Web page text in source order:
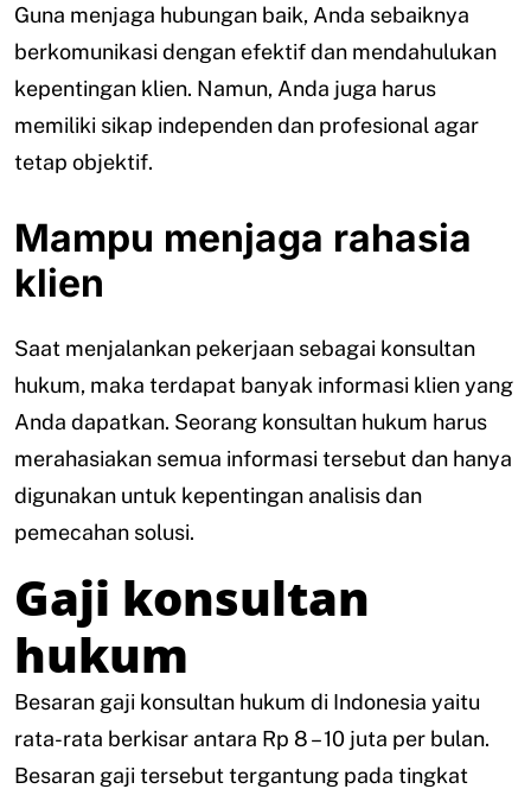
Guna menjaga hubungan baik, Anda sebaiknya
berkomunikasi dengan efektif dan mendahulukan
kepentingan klien. Namun, Anda juga harus
memiliki sikap independen dan profesional agar
tetap objektif.
Mampu menjaga rahasia
klien
Saat menjalankan pekerjaan sebagai konsultan
hukum, maka terdapat banyak informasi klien yang
Anda dapatkan. Seorang konsultan hukum harus
merahasiakan semua informasi tersebut dan hanya
digunakan untuk kepentingan analisis dan
pemecahan solusi.
Gaji konsultan
hukum
Besaran gaji konsultan hukum di Indonesia yaitu
rata-rata berkisar antara Rp 8 – 10 juta per bulan.
Besaran gaji tersebut tergantung pada tingkat